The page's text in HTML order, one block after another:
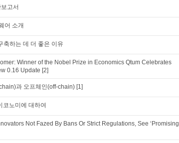
고서
어 소개
축하는 데 더 좋은 이유
Winner of the Nobel Prize in Economics Qtum Celebrates
0.16 Update [2]
과 오프체인(off-chain) [1]
코노미에 대하여
Not Fazed By Bans Or Strict Regulations, See ‘Promising